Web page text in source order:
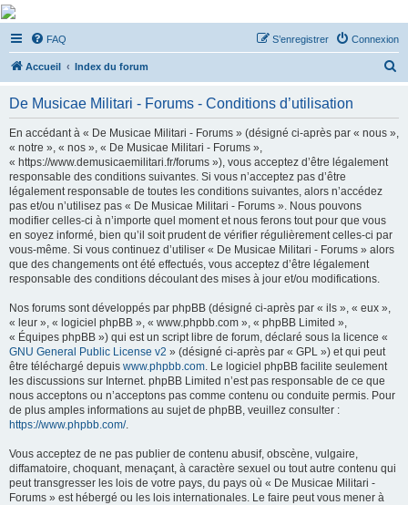
De Musicae Militari -
Forums
Forums de discussions
FAQ Connexion
S’enregistrer
Accueil Index du forum
De Musicae Militari - Forums - Conditions d’utilisation
En accédant à « De Musicae Militari - Forums » (désigné ci-après par « nous »,
« notre », « nos », « De Musicae Militari - Forums »,
« https://www.demusicaemilitari.fr/forums »), vous acceptez d’être légalement
responsable des conditions suivantes. Si vous n’acceptez pas d’être
légalement responsable de toutes les conditions suivantes, alors n’accédez
pas et/ou n’utilisez pas « De Musicae Militari - Forums ». Nous pouvons
modifier celles-ci à n’importe quel moment et nous ferons tout pour que vous
en soyez informé, bien qu’il soit prudent de vérifier régulièrement celles-ci par
vous-même. Si vous continuez d’utiliser « De Musicae Militari - Forums » alors
que des changements ont été effectués, vous acceptez d’être légalement
responsable des conditions découlant des mises à jour et/ou modifications.
Nos forums sont développés par phpBB (désigné ci-après par « ils », « eux »,
« leur », « logiciel phpBB », « www.phpbb.com », « phpBB Limited »,
« Équipes phpBB ») qui est un script libre de forum, déclaré sous la licence «
GNU General Public License v2 » (désigné ci-après par « GPL ») et qui peut
être téléchargé depuis www.phpbb.com. Le logiciel phpBB facilite seulement
les discussions sur Internet. phpBB Limited n’est pas responsable de ce que
nous acceptons ou n’acceptons pas comme contenu ou conduite permis. Pour
de plus amples informations au sujet de phpBB, veuillez consulter :
https://www.phpbb.com/.
Vous acceptez de ne pas publier de contenu abusif, obscène, vulgaire,
diffamatoire, choquant, menaçant, à caractère sexuel ou tout autre contenu qui
peut transgresser les lois de votre pays, du pays où « De Musicae Militari -
Forums » est hébergé ou les lois internationales. Le faire peut vous mener à